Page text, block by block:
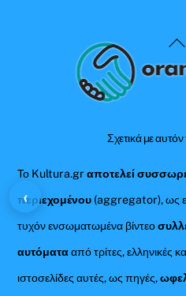
Σχετικά με
Το Kultura.grαποτελεί
περιεχομένου (aggregator), ως
τυχόν ενσωματωμένα βίντεο
αυτόματααπό τρίτες, ελληνικές
ιστοσελίδες αυτές, ως πηγές,
‹